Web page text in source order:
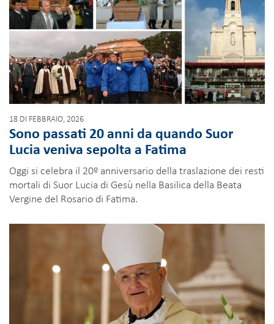
18 DI FEBBRAIO, 2026
Sono passati 20 anni da quando Suor
Lucia veniva sepolta a Fatima
Oggi si celebra il 20º anniversario della traslazione dei resti
mortali di Suor Lucia di Gesù nella Basilica della Beata
Vergine del Rosario di Fatima.